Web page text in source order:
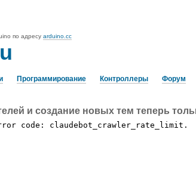
по адресу arduino.cc
Программирование Контроллеры Форум
и создание новых тем теперь